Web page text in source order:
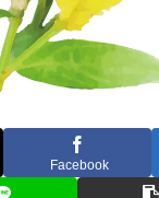
Facebook